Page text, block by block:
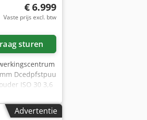
€ 6.999
Vaste prijs excl. btw
sturen
Dcedpfstpuu
ISO 30 3,6
met
1900 kg
Advertentie